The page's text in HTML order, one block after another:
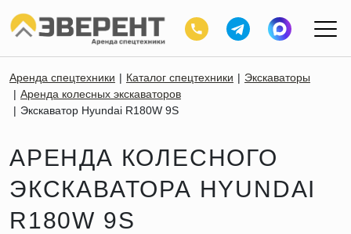
Аренда спецтехники Каталог спецтехники
Экскаваторы
Аренда колесных экскаваторов
Экскаватор Hyundai R180W 9S
АРЕНДА КОЛЕСНОГО
ЭКСКАВАТОРА HYUNDAI
R180W 9S